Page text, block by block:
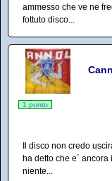
ammesso che ve ne
fottuto disco...
1 punto
Il disco non credo
ha detto che e´
niente...